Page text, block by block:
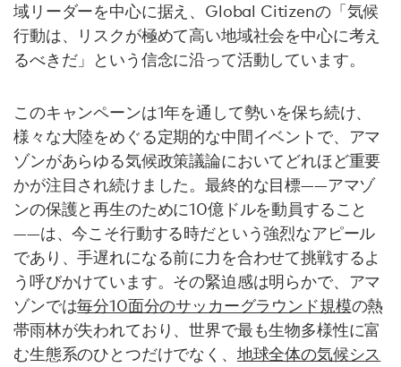
域リーダーを中心に据え、Global Citizenの「気候
行動は、リスクが極めて高い地域社会を中心に考え
るべきだ」という信念に沿って活動しています。
このキャンペーンは1年を通して勢いを保ち続け、
様々な大陸をめぐる定期的な中間イベントで、アマ
ゾンがあらゆる気候政策議論においてどれほど重要
かが注目され続けました。最終的な目標——アマゾ
ンの保護と再生のために10億ドルを動員すること
——は、今こそ行動する時だという強烈なアピール
であり、手遅れになる前に力を合わせて挑戦するよ
う呼びかけています。その緊迫感は明らかで、アマ
ゾンでは毎分10面分のサッカーグラウンド規模の熱
帯雨林が失われており、世界で最も生物多様性に富
む生態系のひとつだけでなく、 地球全体の気候シス